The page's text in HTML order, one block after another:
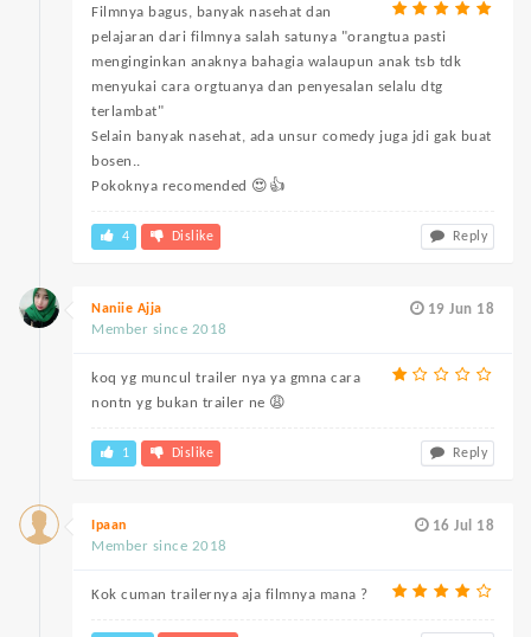
Filmnya bagus, banyak nasehat dan
pelajaran dari filmnya salah satunya "orangtua pasti
menginginkan anaknya bahagia walaupun anak tsb tdk
menyukai cara orgtuanya dan penyesalan selalu dtg
terlambat"
Selain banyak nasehat, ada unsur comedy juga jdi gak buat
bosen..
Pokoknya recomended 😍👍
4 Dislike Reply
19 Jun 18
Naniie Ajja
Member since 2018
koq yg muncul trailer nya ya gmna cara
nontn yg bukan trailer ne 😩
1 Dislike Reply
16 Jul 18
Ipaan
Member since 2018
Kok cuman trailernya aja filmnya mana ?